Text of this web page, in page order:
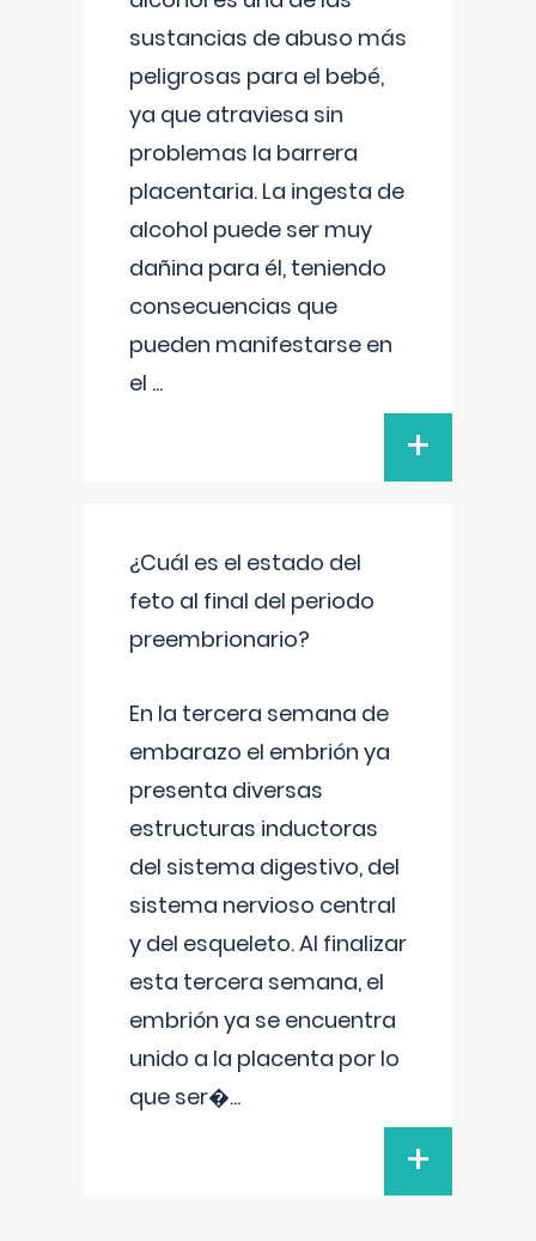
sustancias de abuso más
peligrosas para el bebé,
ya que atraviesa sin
problemas la barrera
placentaria. La ingesta de
alcohol puede ser muy
dañina para él, teniendo
consecuencias que
pueden manifestarse en
el ...
+
¿Cuál es el estado del
feto al final del periodo
preembrionario?
En la tercera semana de
embarazo el embrión ya
presenta diversas
estructuras inductoras
del sistema digestivo, del
sistema nervioso central
y del esqueleto. Al finalizar
esta tercera semana, el
embrión ya se encuentra
unido a la placenta por lo
que ser�...
+